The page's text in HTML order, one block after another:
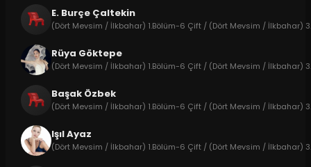
E. Burçe Çaltekin
(Dört Mevsim / İlkbahar) 1.Bölüm-6 Çift / (Dört Mevsim / İlkbahar)
Rüya Göktepe
(Dört Mevsim / İlkbahar) 1.Bölüm-6 Çift / (Dört Mevsim / İlkbahar)
Başak Özbek
(Dört Mevsim / İlkbahar) 1.Bölüm-6 Çift / (Dört Mevsim / İlkbahar)
Işıl Ayaz
(Dört Mevsim / İlkbahar) 1.Bölüm-6 Çift / (Dört Mevsim / İlkbahar)